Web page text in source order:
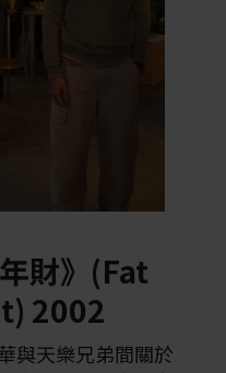
財》(Fat
2002
與天樂兄弟間關於